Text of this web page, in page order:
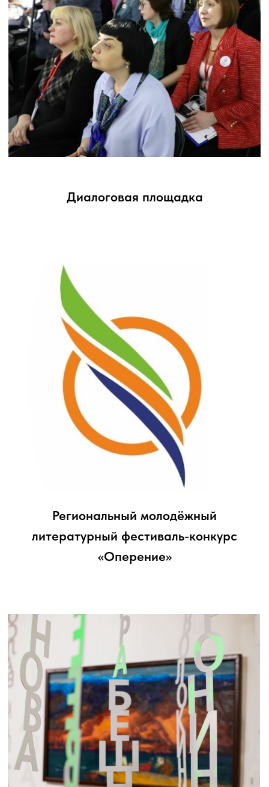
Новое слово
Пушкинский день